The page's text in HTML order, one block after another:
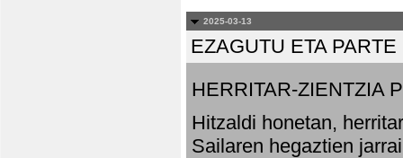
2025-03-13
EZAGUTU ETA
HERRITAR-ZIENTZIA
Hitzaldi honetan,
Sailaren hegaztien